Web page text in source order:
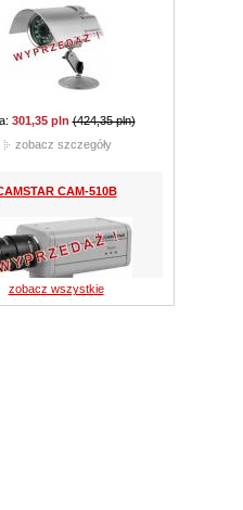
301,35 pln (424,35 pln)
zobacz szczegóły
CAMSTAR CAM-510B
159,90 pln
(289,05 pln)
zobacz szczegóły
CAMSTAR CAM-210D
zobacz wszystkie